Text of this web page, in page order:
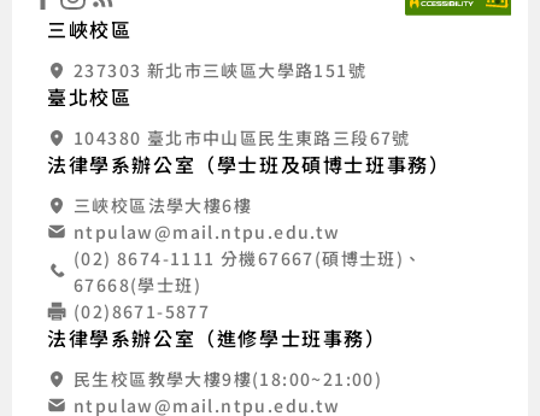
三峽校區
237303 新北市三峽區大學路151號
臺北校區
104380 臺北市中山區民生東路三段67號
法律學系辦公室（學士班及碩博士班事務）
三峽校區法學大樓6樓
ntpulaw@mail.ntpu.edu.tw
(02) 8674-1111 分機67667(碩博士班)、
67668(學士班)
(02)8671-5877
法律學系辦公室（進修學士班事務）
民生校區教學大樓9樓(18:00~21:00)
ntpulaw@mail.ntpu.edu.tw